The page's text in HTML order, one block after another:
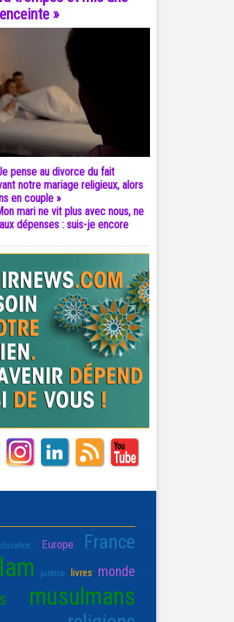
»
pense au divorce du fait
notre mariage religieux, alors
en couple »
mari ne vit plus avec nous, ne
dépenses : suis-je encore
Europe France
justice livres monde
musulmans